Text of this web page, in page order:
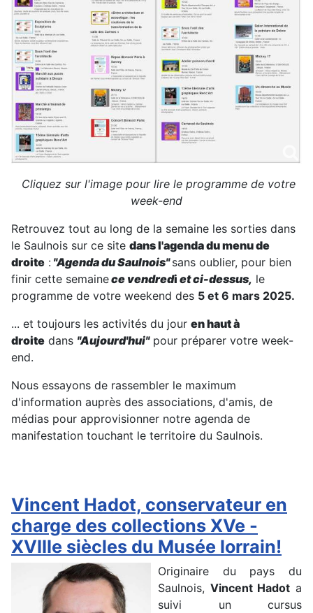
Cliquez sur l'image pour lire le programme de votre
week-end
Retrouvez tout au long de la semaine les sorties dans
le Saulnois sur ce site dans l'agenda du menu de
droite : "Agenda du Saulnois"sans oublier, pour bien
finir cette semainece vendredi et ci-dessus, le
programme de votre weekend des 5 et 6 mars 2025.
... et toujours les activités du jour en haut à
droite dans "Aujourd'hui"pour préparer votre week-
end.
Nous essayons de rassembler le maximum
d'information auprès des associations, d'amis, de
médias pour approvisionner notre agenda de
manifestation touchant le territoire du Saulnois.
Vincent Hadot, conservateur en
charge des collections XVe -
XVIIIe siècles du Musée lorrain!
Originaire du pays du
Saulnois, Vincent Hadot a
suivi un cursus